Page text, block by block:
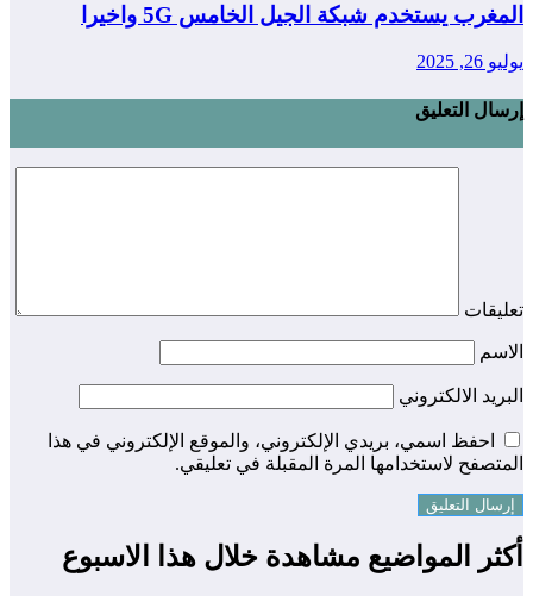
المغرب يستخدم شبكة الجيل الخامس 5G واخيرا
يوليو 26, 2025
إرسال التعليق
تعليقات
الاسم
البريد الالكتروني
احفظ اسمي، بريدي الإلكتروني، والموقع الإلكتروني في هذا
المتصفح لاستخدامها المرة المقبلة في تعليقي.
أكثر المواضيع مشاهدة خلال هذا الاسبوع